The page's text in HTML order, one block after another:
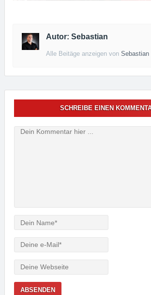
Autor: Sebastian
Alle Beitäge anzeigen vonSebastian
SCHREIBE EINEN
Verfasser
Mail
Webseite